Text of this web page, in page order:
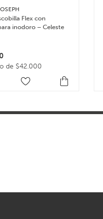
Flex con
inodoro – Celeste
de $42.000